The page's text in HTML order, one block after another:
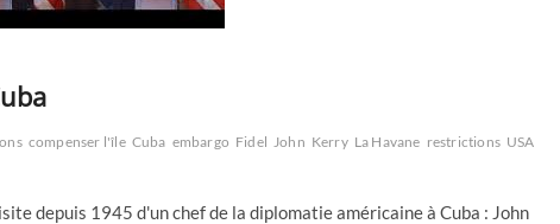
compenser l'île Cuba embargo Fidel John Kerry La Havane restrictions USA
depuis 1945 d'un chef de la diplomatie américaine à Cuba : John